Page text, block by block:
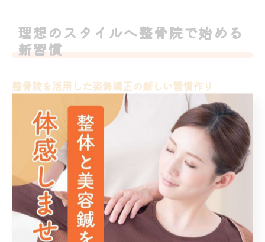
理想のスタイルへ整骨院で始める
新習慣
整骨院を活用した姿勢矯正の新しい習慣作り
整骨院での姿勢矯正は、現代人の生活習慣に合わせた新
しい健康習慣として注目されています。特に福岡県福岡
市博多区春町の整骨院では、猫背や骨盤の歪みといった
身体の悩みに対し、専門的な施術で根本からの改善を目
指せます。
なぜ整骨院が効果的なのかというと、筋肉や骨格のバラ
ンスを専門的に整える技術があるからです。例えば、デ
スクワークで長時間同じ姿勢を続けている方は、筋肉が